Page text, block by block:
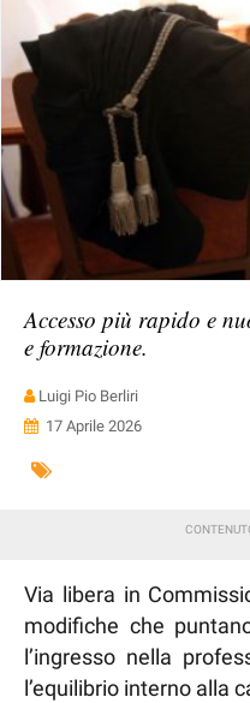
Accesso più rapido e
e formazione.
Luigi Pio Berliri
17 Aprile 2026
Via libera in
modifiche che
l’ingresso nella
l’equilibrio interno alla